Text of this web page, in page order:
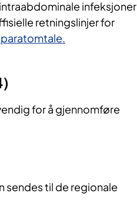
infeksjoner
retningslinjer for
for å gjennomføre
sendes til de regionale